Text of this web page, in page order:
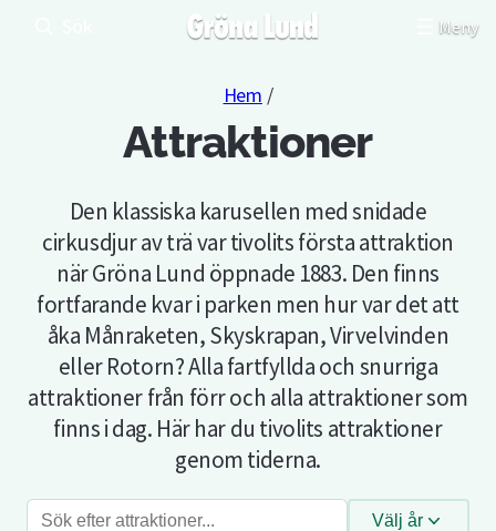
Hem /
Attraktioner
Den klassiska karusellen med snidade
cirkusdjur av trä var tivolits första attraktion
när Gröna Lund öppnade 1883. Den finns
fortfarande kvar i parken men hur var det att
åka Månraketen, Skyskrapan, Virvelvinden
eller Rotorn? Alla fartfyllda och snurriga
attraktioner från förr och alla attraktioner som
finns i dag. Här har du tivolits attraktioner
genom tiderna.
Sök
Välj år